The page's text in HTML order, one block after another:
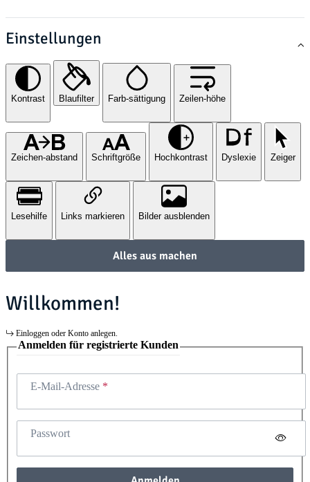
Einstellungen
Kontrast Blaufilter Farb-sättigung Zeilen-höhe
Zeichen-abstand Schriftgröße Hochkontrast Dyslexie Zeiger
Lesehilfe Links markieren Bilder ausblenden
Alles aus machen
Willkommen!
Einloggen oder Konto anlegen.
Anmelden für registrierte Kunden
E-Mail-Adresse
Passwort